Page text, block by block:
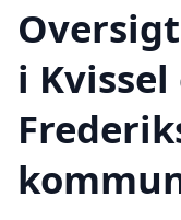
i Kvissel